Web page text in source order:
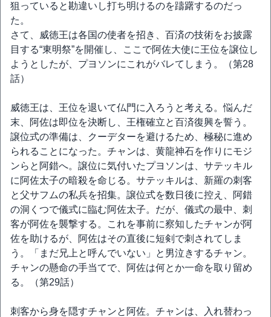
狙っていると勘違いし打ち明けるのを躊躇するのだっ
た。
さて、威徳王は各国の使者を招き、百済の技術をお披露
目する“東明祭”を開催し、ここで阿佐大使に王位を譲位し
ようとしたが、プヨソンにこれがバレてしまう。（第28
話）
威徳王は、王位を退いて仏門に入ろうと考える。悩んだ
末、阿佐は即位を決断し、王権確立と百済復興を誓う。
譲位式の準備は、クーデターを避けるため、極秘に進め
られることになった。チャンは、黄龍神石を作りにモジ
ンらと阿錯へ。譲位に気付いたプヨソンは、サテッキル
に阿佐太子の暗殺を命じる。サテッキルは、新羅の刺客
と父サフムの私兵を招集。譲位式を数日後に控え、阿錯
の洞くつで儀式に臨む阿佐太子。だが、儀式の最中、刺
客が阿佐を襲撃する。これを事前に察知したチャンが阿
佐を助けるが、阿佐はその直後に短剣で刺されてしま
う。「まだ兄上と呼んでいない」と男泣きするチャン。
チャンの懸命の手当てで、阿佐は何とか一命を取り留め
る。（第29話）
刺客から身を隠すチャンと阿佐。チャンは、入れ替わっ